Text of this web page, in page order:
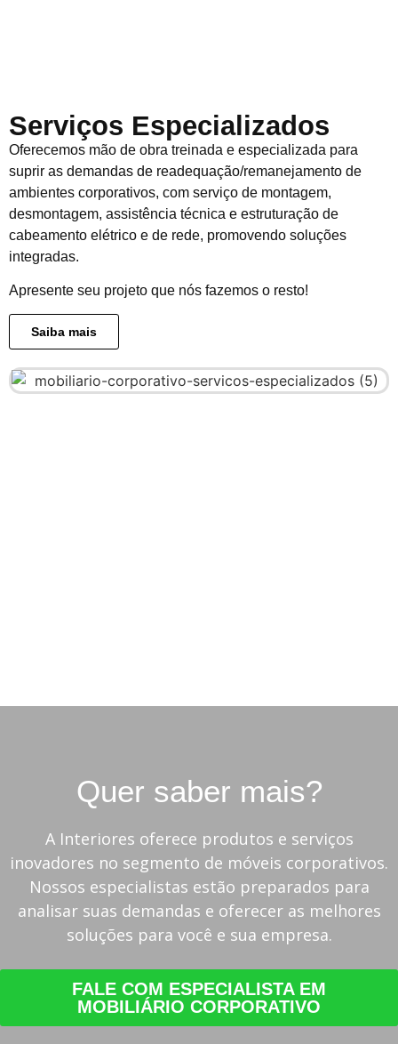
Serviços Especializados
Oferecemos mão de obra treinada e especializada para
suprir as demandas de readequação/remanejamento de
ambientes corporativos, com serviço de montagem,
desmontagem, assistência técnica e estruturação de
cabeamento elétrico e de rede, promovendo soluções
integradas.
Apresente seu projeto que nós fazemos o resto!
Saiba mais
Quer saber mais?
A Interiores oferece produtos e serviços
inovadores no segmento de móveis corporativos.
Nossos especialistas estão preparados para
analisar suas demandas e oferecer as melhores
soluções para você e sua empresa.
FALE COM ESPECIALISTA EM
MOBILIÁRIO CORPORATIVO